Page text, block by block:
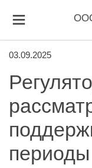
03.09.2025